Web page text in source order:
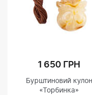
1 650 ГРН
Бурштиновий кулон
«Торбинка»